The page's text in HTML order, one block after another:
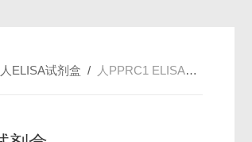
人ELISA试剂盒 / 人PPRC1 ELISA试剂盒